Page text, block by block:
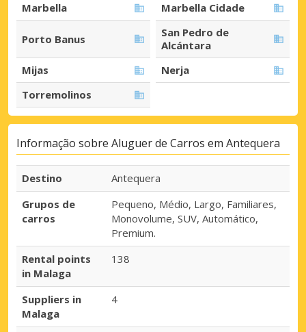
Marbella
Marbella Cidade
Porto Banus
San Pedro de
Alcántara
Mijas
Nerja
Torremolinos
Informação sobre Aluguer de Carros em Antequera
Destino
Antequera
Grupos de
carros
Pequeno, Médio, Largo, Familiares,
Monovolume, SUV, Automático,
Premium.
Rental points
in Malaga
138
Suppliers in
Malaga
4